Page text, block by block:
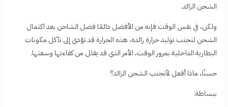
الشحن الزائد.
ولكن، في نفس الوقت فإنه من الأفضل دائمًا فصل الشاحن بعد اكتمال
الشحن لتجنب توليد حرارة زائدة، هذه الحرارة قد تؤدي إلى تآكل مكونات
البطارية الداخلية بمرور الوقت، الأمر الذي قد يقلل من كفاءتها وسعتها.
حسنًا، ماذا أفعل لأتجنب الشحن الزائد؟
ببساطة: